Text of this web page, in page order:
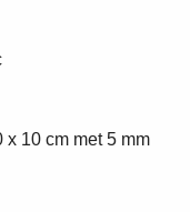
10 cm met 5 mm